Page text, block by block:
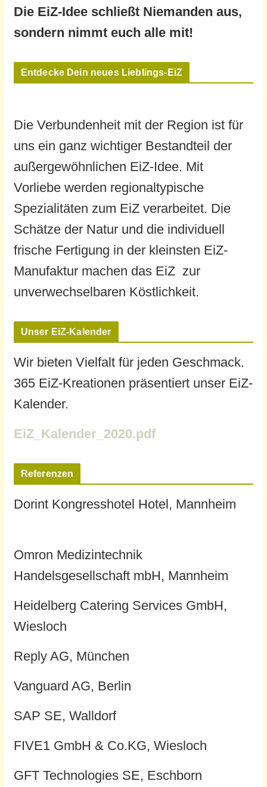
Die EiZ-Idee schließt Niemanden aus,
sondern nimmt euch alle mit!
Entdecke Dein neues Lieblings-EiZ
Die Verbundenheit mit der Region ist für
uns ein ganz wichtiger Bestandteil der
außergewöhnlichen EiZ-Idee. Mit
Vorliebe werden regionaltypische
Spezialitäten zum EiZ verarbeitet. Die
Schätze der Natur und die individuell
frische Fertigung in der kleinsten EiZ-
Manufaktur machen das EiZ zur
unverwechselbaren Köstlichkeit.
Unser EiZ-Kalender
Wir bieten Vielfalt für jeden Geschmack.
365 EiZ-Kreationen präsentiert unser EiZ-
Kalender.
EiZ_Kalender_2020.pdf
Referenzen
Dorint Kongresshotel Hotel, Mannheim
Omron Medizintechnik
Handelsgesellschaft mbH, Mannheim
Heidelberg Catering Services GmbH,
Wiesloch
Reply AG, München
Vanguard AG, Berlin
SAP SE, Walldorf
FIVE1 GmbH & Co.KG, Wiesloch
GFT Technologies SE, Eschborn